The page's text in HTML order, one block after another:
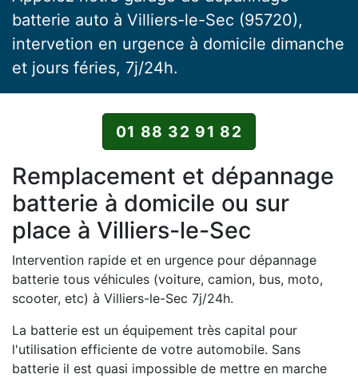
batterie auto à Villiers-le-Sec (95720),
intervetion en urgence à domicile dimanche
et jours féries, 7j/24h.
01 88 32 91 82
Remplacement et dépannage
batterie à domicile ou sur
place à Villiers-le-Sec
Intervention rapide et en urgence pour dépannage
batterie tous véhicules (voiture, camion, bus, moto,
scooter, etc) à Villiers-le-Sec 7j/24h.
La batterie est un équipement très capital pour
l'utilisation efficiente de votre automobile. Sans
batterie il est quasi impossible de mettre en marche